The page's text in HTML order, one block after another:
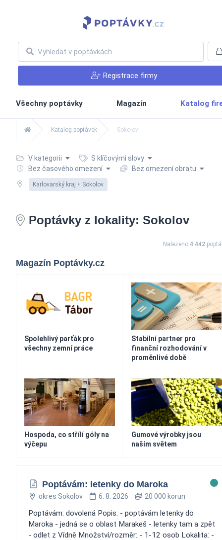
Registrace firmy
Všechny poptávky Magazín Katalog
Katalog poptávek Sokolov
V kategorii
S klíčovými slovy
Bez časového omezení
Bez omezení obratu
Karlovarský kraj Sokolov
Poptávky z lokality: Sokolov
Nalezeno 4 442
Magazín Poptávky.cz
Spolehlivý parťák pro
všechny zemní práce
Stabilní partner pro
finanční rozhodování v
proměnlivé době
Hospoda, co střílí góly na
výčepu
Gumové výrobky jsou
naším světem
Poptávám: letenky do Maroka
okres Sokolov 6. 8. 2026 20 000 korun
Poptávám: dovolená Popis: - poptávám letenky do
Maroka - jedná se o oblast Marakeš - letenky tam a zpět
- odlet z Vídně Množství/rozměr: - 1-12 osob Lokalita: -